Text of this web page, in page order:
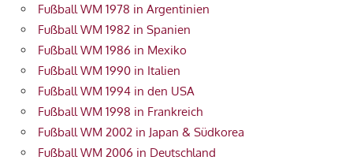
Fußball WM 1978 in Argentinien
Fußball WM 1982 in Spanien
Fußball WM 1986 in Mexiko
Fußball WM 1990 in Italien
Fußball WM 1994 in den USA
Fußball WM 1998 in Frankreich
Fußball WM 2002 in Japan & Südkorea
Fußball WM 2006 in Deutschland